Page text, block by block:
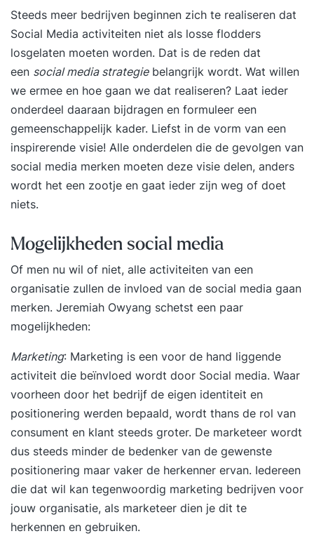
Steeds meer bedrijven beginnen zich te realiseren dat
Social Media activiteiten niet als losse flodders
losgelaten moeten worden. Dat is de reden dat
een social media strategiebelangrijk wordt. Wat willen
we ermee en hoe gaan we dat realiseren? Laat ieder
onderdeel daaraan bijdragen en formuleer een
gemeenschappelijk kader. Liefst in de vorm van een
inspirerende visie! Alle onderdelen die de gevolgen van
social media merken moeten deze visie delen, anders
wordt het een zootje en gaat ieder zijn weg of doet
niets.
Mogelijkheden social media
Of men nu wil of niet, alle activiteiten van een
organisatie zullen de invloed van de social media gaan
merken. Jeremiah Owyang schetst een paar
mogelijkheden:
Marketing: Marketing is een voor de hand liggende
activiteit die beïnvloed wordt door Social media. Waar
voorheen door het bedrijf de eigen identiteit en
positionering werden bepaald, wordt thans de rol van
consument en klant steeds groter. De marketeer wordt
dus steeds minder de bedenker van de gewenste
positionering maar vaker de herkenner ervan. Iedereen
die dat wil kan tegenwoordig marketing bedrijven voor
jouw organisatie, als marketeer dien je dit te
herkennen en gebruiken.